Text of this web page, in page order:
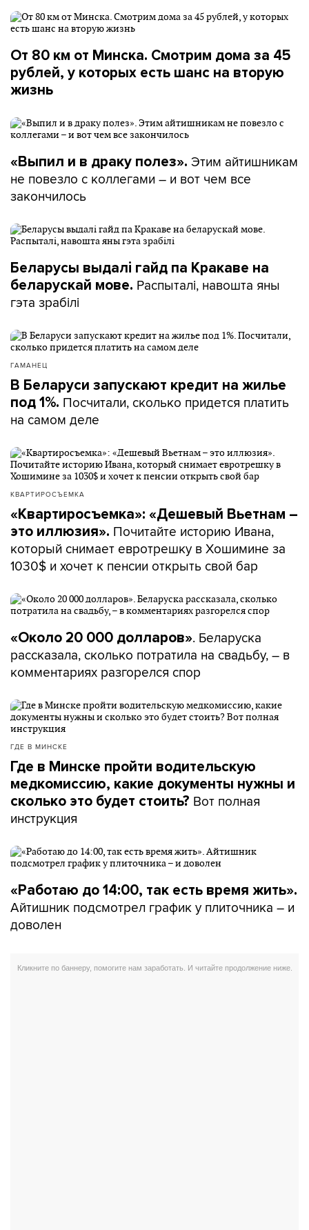
От 80 км от Минска. Смотрим дома за 45
рублей, у которых есть шанс на вторую
жизнь
«Выпил и в драку полез». Этим айтишникам
не повезло с коллегами – и вот чем все
закончилось
Беларусы выдалі гайд па Кракаве на
беларускай мове. Распыталі, навошта яны
гэта зрабілі
ГАМАНЕЦ
В Беларуси запускают кредит на жилье
под 1%. Посчитали, сколько придется платить
на самом деле
КВАРТИРОСЪЕМКА
«Квартиросъемка»: «Дешевый Вьетнам –
это иллюзия». Почитайте историю Ивана,
который снимает евротрешку в Хошимине за
1030$ и хочет к пенсии открыть свой бар
«Около 20 000 долларов». Беларуска
рассказала, сколько потратила на свадьбу, – в
комментариях разгорелся спор
ГДЕ В МИНСКЕ
Где в Минске пройти водительскую
медкомиссию, какие документы нужны и
сколько это будет стоить? Вот полная
инструкция
«Работаю до 14:00, так есть время жить».
Айтишник подсмотрел график у плиточника – и
доволен